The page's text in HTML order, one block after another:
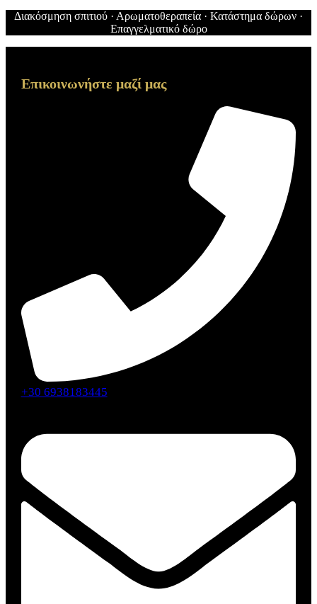
Διακόσμηση σπιτιού · Αρωματοθεραπεία · Κατάστημα δώρων ·
Επαγγελματικό δώρο
Επικοινωνήστε μαζί μας
+30 6938183445